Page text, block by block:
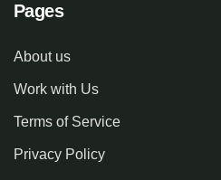
Pages
About us
Work with Us
Terms of Service
Privacy Policy